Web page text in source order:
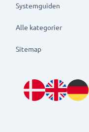
Systemguiden
Alle kategorier
Sitemap